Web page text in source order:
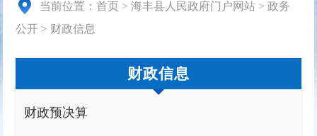
当前位置：首页 >海丰县人民政府门户网站 >政务
公开 > 财政信息
财政信息
财政预决算